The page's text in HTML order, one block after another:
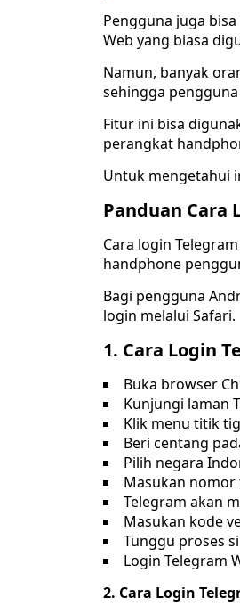
Pengguna juga
Web yang biasa
Namun, banyak
sehingga
Fitur ini bisa
perangkat
Untuk mengetahui
Panduan Cara
Cara login
handphone
Bagi pengguna
login melalui Safari.
1. Cara Login
Buka browser
Kunjungi laman
Klik menu titik
Beri centang
Pilih negara
Masukan nomor
Telegram akan
Masukan kode
Tunggu proses
Login Telegram
2. Cara Login